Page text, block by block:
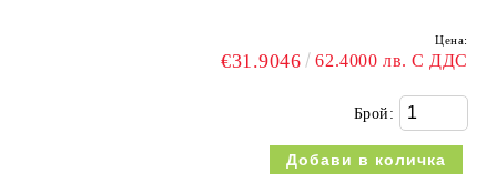
Цена:
€31.9046 62.4000 лв. С ДДС
Брой: